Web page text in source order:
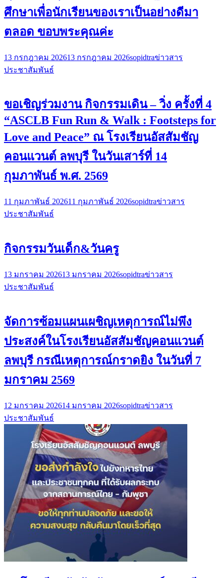
ศึกษาเพื่อนักเรียนของเราเป็นอย่างดีมา
ตลอด ขอบพระคุณค่ะ
13 กรกฎาคม 202613 กรกฎาคม 2026sopidtraข่าวสาร
ประชาสัมพันธ์
ขอเชิญร่วมงาน กิจกรรมเดิน – วิ่ง ครั้งที่ 4
“ASCLB Fun Run & Walk : Footsteps for
Love and Peace” ณ โรงเรียนอัสสัมชัญ
คอนแวนต์ ลพบุรี ในวันเสาร์ที่ 14
กุมภาพันธ์ พ.ศ. 2569
11 กุมภาพันธ์ 202611 กุมภาพันธ์ 2026sopidtraข่าวสาร
ประชาสัมพันธ์
กิจกรรมวันเด็ก&วันครู
13 มกราคม 202613 มกราคม 2026sopidtraข่าวสาร
ประชาสัมพันธ์
จัดการซ้อมแผนเผชิญเหตุการณ์ไม่พึง
ประสงค์ในโรงเรียนอัสสัมชัญคอนแวนต์
ลพบุรี กรณีเหตุการณ์กราดยิง ในวันที่ 7
มกราคม 2569
12 มกราคม 202614 มกราคม 2026sopidtraข่าวสาร
ประชาสัมพันธ์